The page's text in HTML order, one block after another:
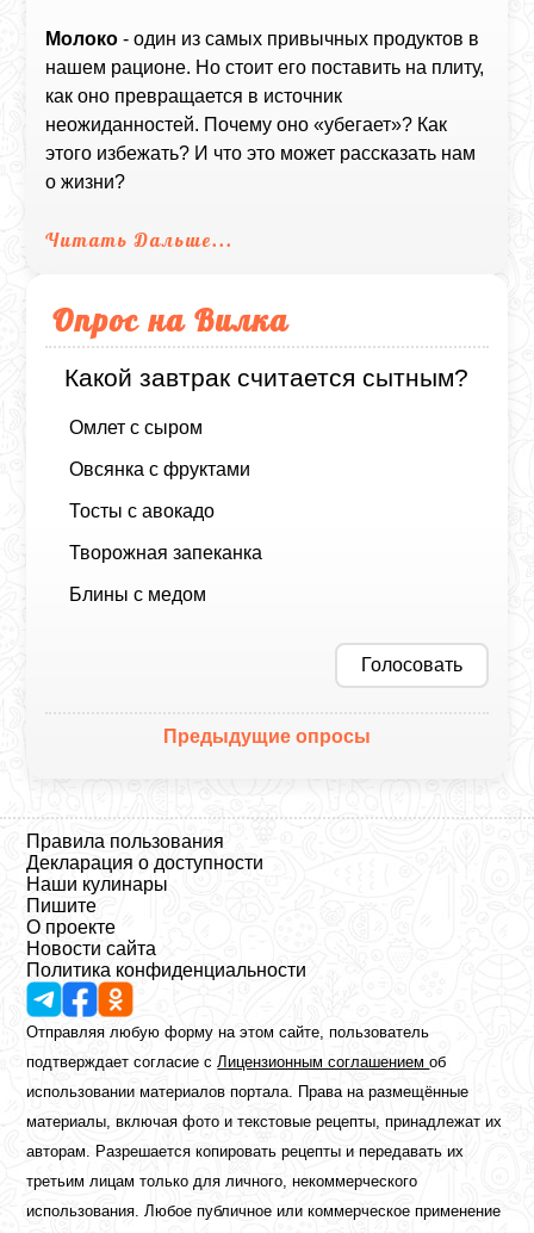
Молоко - один из самых привычных продуктов в
нашем рационе. Но стоит его поставить на плиту,
как оно превращается в источник
неожиданностей. Почему оно «убегает»? Как
этого избежать? И что это может рассказать нам
о жизни?
Читать Дальше...
Опрос на Вилка
Какой завтрак считается сытным?
Омлет с сыром
Овсянка с фруктами
Тосты с авокадо
Творожная запеканка
Блины с медом
Голосовать
Предыдущие опросы
Правила пользования
Декларация о доступности
Наши кулинары
Пишите
О проекте
Новости сайта
Политика конфиденциальности
Отправляя любую форму на этом сайте, пользователь
подтверждает согласие сЛицензионным соглашениемоб
использовании материалов портала. Права на размещённые
материалы, включая фото и текстовые рецепты, принадлежат их
авторам. Разрешается копировать рецепты и передавать их
третьим лицам только для личного, некоммерческого
использования. Любое публичное или коммерческое применение